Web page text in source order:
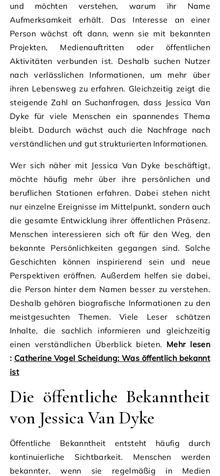
und möchten verstehen, warum ihr Name
Aufmerksamkeit erhält. Das Interesse an einer
Person wächst oft dann, wenn sie mit bekannten
Projekten, Medienauftritten oder öffentlichen
Aktivitäten verbunden ist. Deshalb suchen Nutzer
nach verlässlichen Informationen, um mehr über
ihren Lebensweg zu erfahren. Gleichzeitig zeigt die
steigende Zahl an Suchanfragen, dass Jessica Van
Dyke für viele Menschen ein spannendes Thema
bleibt. Dadurch wächst auch die Nachfrage nach
verständlichen und gut strukturierten Informationen.
Wer sich näher mit Jessica Van Dyke beschäftigt,
möchte häufig mehr über ihre persönlichen und
beruflichen Stationen erfahren. Dabei stehen nicht
nur einzelne Ereignisse im Mittelpunkt, sondern auch
die gesamte Entwicklung ihrer öffentlichen Präsenz.
Menschen interessieren sich oft für den Weg, den
bekannte Persönlichkeiten gegangen sind. Solche
Geschichten können inspirierend sein und neue
Perspektiven eröffnen. Außerdem helfen sie dabei,
die Person hinter dem Namen besser zu verstehen.
Deshalb gehören biografische Informationen zu den
meistgesuchten Themen. Viele Leser schätzen
Inhalte, die sachlich informieren und gleichzeitig
einen verständlichen Überblick bieten. Mehr lesen
: Catherine Vogel Scheidung: Was öffentlich bekannt
ist
Die öffentliche Bekanntheit
von Jessica Van Dyke
Öffentliche Bekanntheit entsteht häufig durch
kontinuierliche Sichtbarkeit. Menschen werden
bekannter, wenn sie regelmäßig in Medien